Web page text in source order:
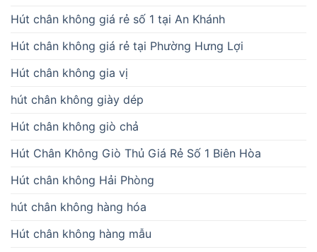
Hút chân không giá rẻ số 1 tại An Khánh
Hút chân không giá rẻ tại Phường Hưng Lợi
Hút chân không gia vị
hút chân không giày dép
Hút chân không giò chả
Hút Chân Không Giò Thủ Giá Rẻ Số 1 Biên Hòa
Hút chân không Hải Phòng
hút chân không hàng hóa
Hút chân không hàng mẫu